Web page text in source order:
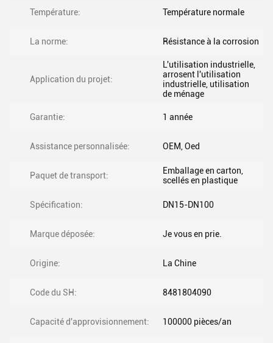
Température: Température normale
La norme: Résistance à la corrosion
Application du projet:
L'utilisation industrielle,
arrosent l'utilisation
industrielle, utilisation
de ménage
Garantie: 1 année
Assistance personnalisée: OEM, Oed
Paquet de transport:
Emballage en carton,
scellés en plastique
Spécification: DN15-DN100
Marque déposée: Je vous en prie.
Origine: La Chine
Code du SH: 8481804090
Capacité d'approvisionnement: 100000 pièces/an